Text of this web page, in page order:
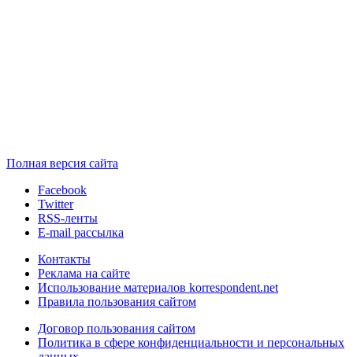
Полная версия сайта
Facebook
Twitter
RSS-ленты
E-mail рассылка
Контакты
Реклама на сайте
Использование материалов korrespondent.net
Правила пользования сайтом
Договор пользования сайтом
Политика в сфере конфиденциальности и персональных